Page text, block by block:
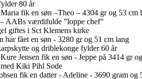
80 år
fik en søn –Theo – 4304 gr og 53 cm
– AABs værdifulde ”loppe chef”
giftes i Sct Klemens kirke
fået en søn - 3280 gr og 51 cm lang
og driblekonge fylder 60 år
Jensen fik en søn - Jeppe på 3414 gr
Kiki Pihl Sode
fik en datter - Adeline - 3690 gram og